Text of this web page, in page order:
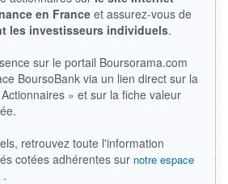
PER ESTIMÉ
2026
-
+ PORTEFEUILLE + LISTE
en France et assurez-vous de
les investisseurs individuels.
sur le portail Boursorama.com
BoursoBank via un lien direct sur la
» et sur la fiche valeur
retrouvez toute l'information
cotées adhérentes sur notre espace
.